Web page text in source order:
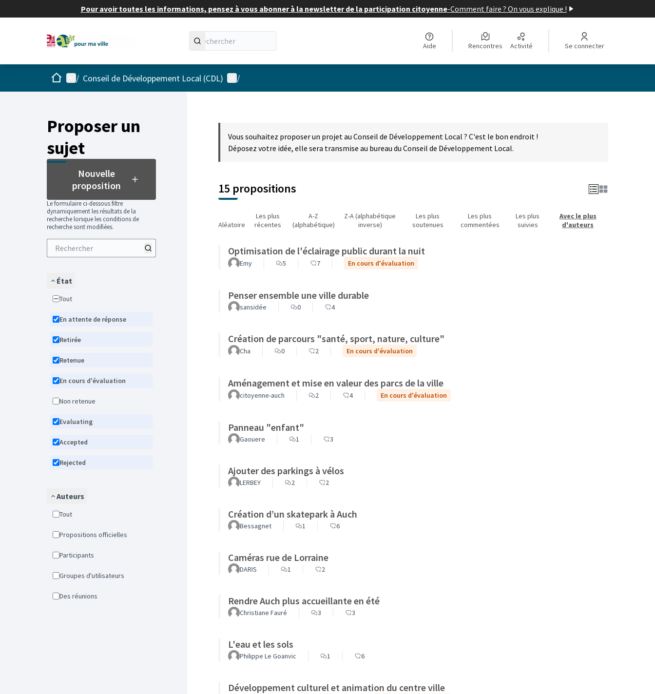
Pour avoir toutes les informations, pensez à vous abonner à la newsletter de la participation citoyenne-Comment faire ? On vous explique !
Aide Rencontres Activité Se connecter
AccueilMenu principal
/ Conseil de Développement Local (CDL) Menu utilisateur
/
Proposer un
sujet
Nouvelle
proposition
Le formulaire ci-dessous filtre
dynamiquement les résultats de la
recherche lorsque les conditions de
recherche sont modifiées.
État
Tout
En attente de réponse
Retirée
Retenue
En cours d'évaluation
Non retenue
Evaluating
Accepted
Rejected
Auteurs
Tout
Propositions officielles
Participants
Groupes d'utilisateurs
Des réunions
Vous souhaitez proposer un projet au Conseil de Développement Local ? C'est le bon endroit !
Déposez votre idée, elle sera transmise au bureau du Conseil de Développement Local.
15 propositions
Aléatoire
Les plus
récentes
A-Z
(alphabétique)
Z-A (alphabétique
inverse)
Les plus
soutenues
Les plus
commentées
Les plus
suivies
Avec le plus
d'auteurs
Optimisation de l'éclairage public durant la nuit
Emy 5 7 En cours d'évaluation
Penser ensemble une ville durable
sansidée 0 4
Création de parcours "santé, sport, nature, culture"
Cha 0 2 En cours d'évaluation
Aménagement et mise en valeur des parcs de la ville
citoyenne-auch 2 4 En cours d'évaluation
Panneau "enfant"
Gaouere 1 3
Ajouter des parkings à vélos
LERBEY 2 2
Création d’un skatepark à Auch
Bessagnet 1 6
Caméras rue de Lorraine
DARIS 1 2
Rendre Auch plus accueillante en été
Christiane Fauré 3 3
L'eau et les sols
Philippe Le Goanvic 1 6
Développement culturel et animation du centre ville